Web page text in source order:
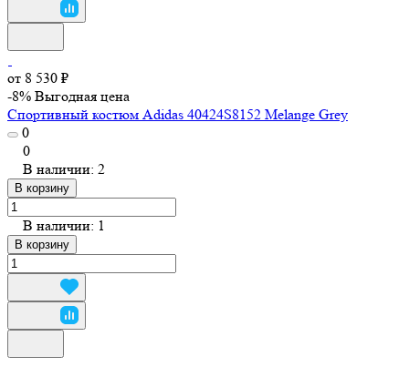
от 8 530 ₽
-8% Выгодная цена
Спортивный костюм Adidas 40424S8152 Melange Grey
0
0
В наличии: 2
В корзину
В наличии: 1
В корзину